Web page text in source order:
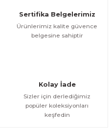
olmalı.
Sertifika Belgelerimiz
Ürünlerimiz kalite güvence
belgesine sahiptir
Kolay İade
Sizler için derlediğimiz
popüler koleksiyonları
keşfedin